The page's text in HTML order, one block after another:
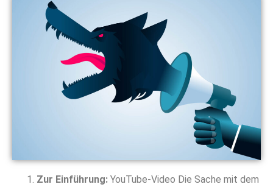
Zur Einführung: YouTube-Video Die Sache mit dem